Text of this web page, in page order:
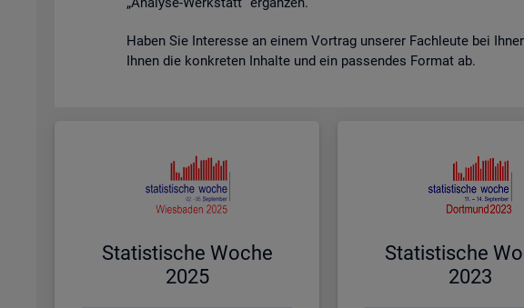
Haben Sie In­ter­es­se an einem Vor­trag un­se­rer Fach­leu­te bei
Ihnen die kon­kre­ten In­hal­te und ein pas­sen­des For­mat ab.
Sta­tis­ti­sche Woche
2025
Sta­tis­ti­sche
2023